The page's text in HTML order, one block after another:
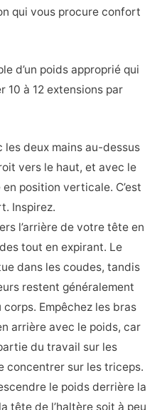
qui vous procure confort
d’un poids approprié qui
10 à 12 extensions par
les deux mains au-dessus
vers le haut, et avec le
en position verticale. C’est
Inspirez.
l’arrière de votre tête en
tout en expirant. Le
dans les coudes, tandis
restent généralement
Empêchez les bras
arrière avec le poids, car
du travail sur les
concentrer sur les triceps.
le poids derrière la
tête de l’haltère soit à peu